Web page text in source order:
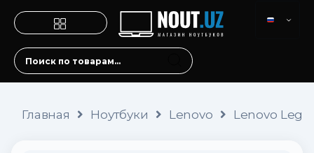
Главная Ноутбуки Lenovo Lenovo